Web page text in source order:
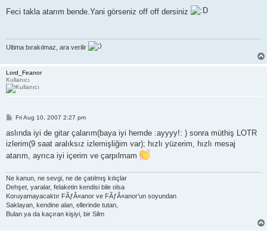
t
Feci takla atarım bende.Yani görseniz off off dersiniz
Ultima bırakılmaz, ara verilir
Lord_Feanor
Kullanıcı
P
s
Fri Aug 10, 2007 2:27 pm
aslında iyi de gitar çalarım(baya iyi hemde :ayyyy!: ) sonra müthiş LOTR
izlerim(9 saat aralıksız izlemişliğim var); hızlı yüzerim, hızlı mesaj
atarım, ayrıca iyi içerim ve çarpılmam
Ne kanun, ne sevgi, ne de çatılmış kılıçlar
Dehşet, yaralar, felaketin kendisi bile olsa
Koruyamayacaktır FÃƒÂ«anor ve FÃƒÂ«anor'un soyundan
Saklayan, kendine alan, ellerinde tutan,
Bulan ya da kaçıran kişiyi, bir Silm